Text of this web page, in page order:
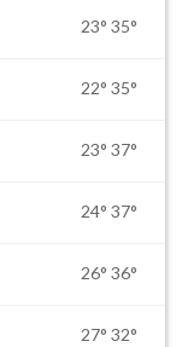
23° 35°
22° 35°
23° 37°
24° 37°
26° 36°
27° 32°